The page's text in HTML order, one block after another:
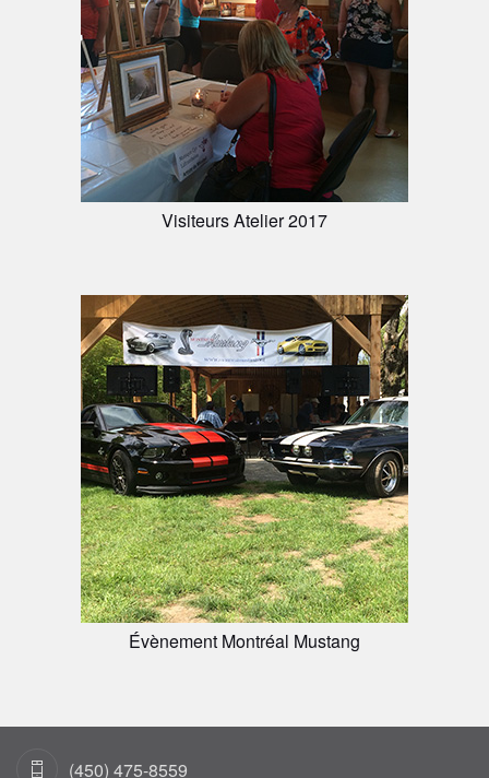
Visiteurs Atelier 2017
Évènement Montréal Mustang
(450) 475-8559